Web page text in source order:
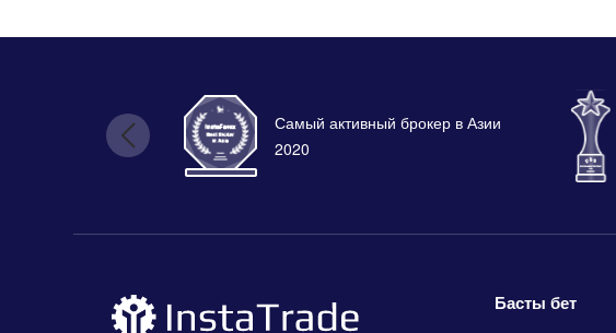
Самый активный брокер в Азии
2020
Басты бет